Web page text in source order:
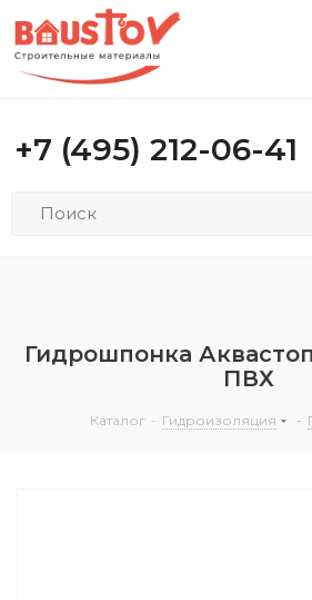
+7 (495) 212-06-41
Гидрошпонка
ПВХ
Каталог - Гидроизоляция -